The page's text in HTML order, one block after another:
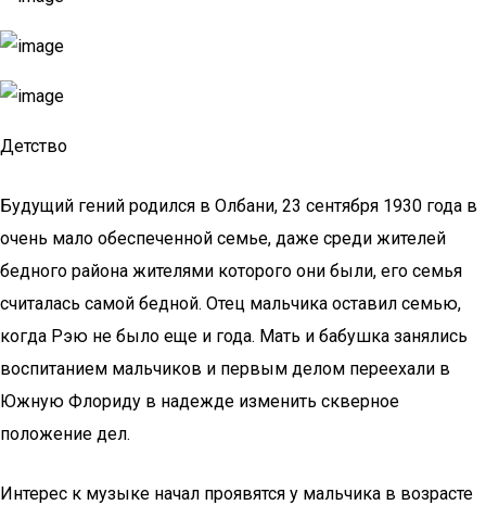
Детство
Будущий гений родился в Олбани, 23 сентября 1930 года в
очень мало обеспеченной семье, даже среди жителей
бедного района жителями которого они были, его семья
считалась самой бедной. Отец мальчика оставил семью,
когда Рэю не было еще и года. Мать и бабушка занялись
воспитанием мальчиков и первым делом переехали в
Южную Флориду в надежде изменить скверное
положение дел.
Интерес к музыке начал проявятся у мальчика в возрасте